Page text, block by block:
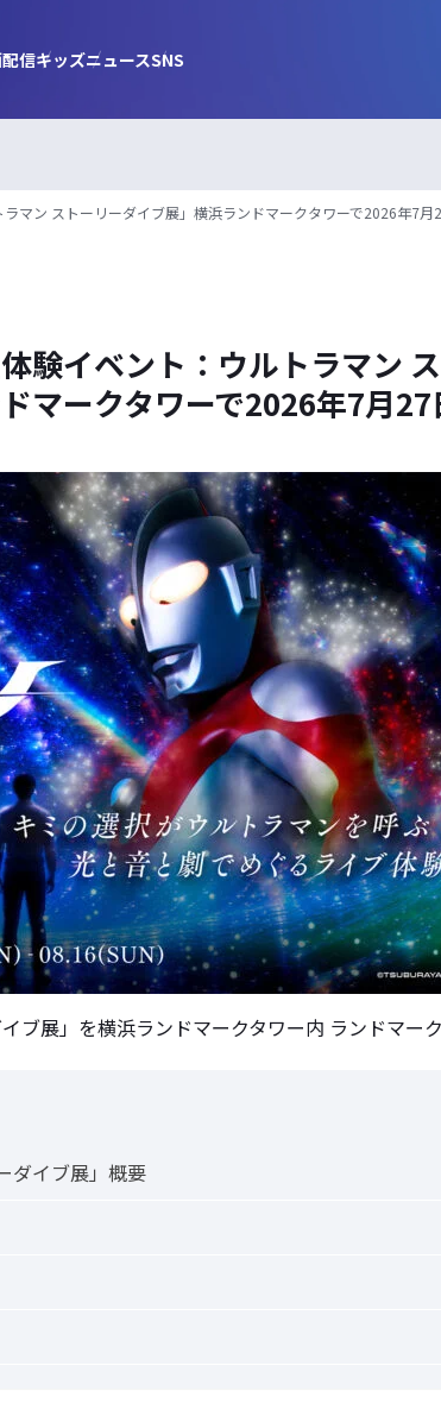
配信キッズニュースSNS
ラマン ストーリーダイブ展」横浜ランドマークタワーで2026年7月
体験イベント：ウルトラマン
マークタワーで2026年7月27
ブ展」を横浜ランドマークタワー内 ランドマ
ダイブ展」概要